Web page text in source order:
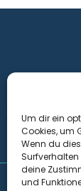
Um dir ein
Cookies, um
Wenn du
deine
und